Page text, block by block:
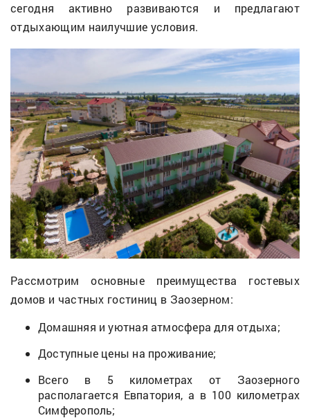
сегодня активно развиваются и предлагают
отдыхающим наилучшие условия.
Рассмотрим основные преимущества гостевых
домов и частных гостиниц в Заозерном:
Домашняя и уютная атмосфера для отдыха;
Доступные цены на проживание;
Всего в 5 километрах от Заозерного
располагается Евпатория, а в 100 километрах
Симферополь;